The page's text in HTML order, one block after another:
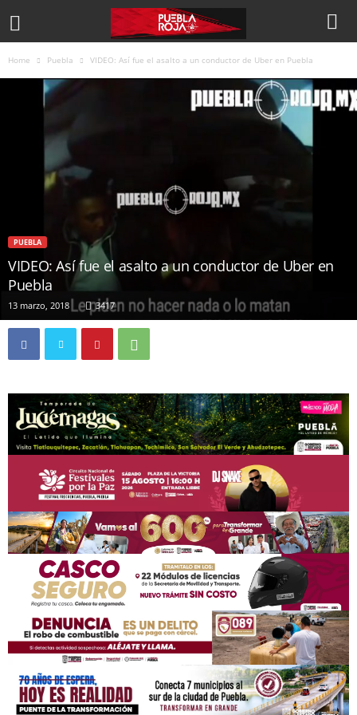
Home Puebla VIDEO: Así fue el asalto a un conductor de Uber en Puebla
PUEBLA
VIDEO: Así fue el asalto a un conductor de Uber en
Puebla
13 marzo, 2018 3417